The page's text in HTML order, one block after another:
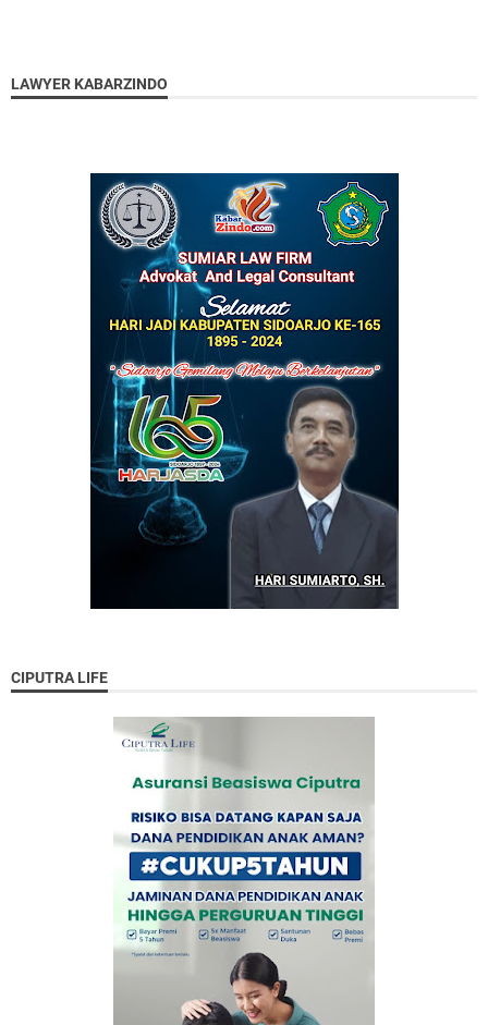
LAWYER KABARZINDO
CIPUTRA LIFE